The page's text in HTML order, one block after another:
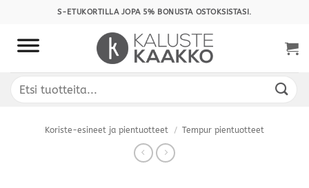
content
S-ETUKORTILLA JOPA 5% BONUSTA OSTOKSISTASI.
Etsi:
Koriste-esineet ja pientuotteet / Tempur pientuotteet